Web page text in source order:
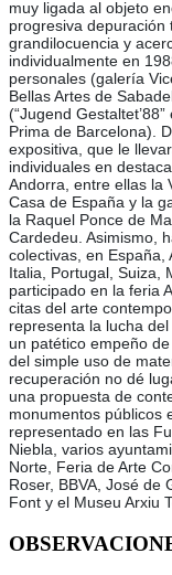
muy ligada al objeto
progresiva
grandilocuencia y
individualmente en
personales (galería
Bellas Artes de
(“Jugend
Prima de Barcelona).
expositiva, que le
individuales en
Andorra, entre ellas la
Casa de España y la
la Raquel Ponce de
Cardedeu. Asimismo,
colectivas, en España,
Italia, Portugal, Suiza,
participado en la feria
citas del arte
representa la lucha
un patético empeño
del simple uso de
recuperación no dé
una propuesta de
monumentos públicos
representado en las
Niebla, varios
Norte, Feria de Arte
Roser, BBVA, José de
Font y el Museu Arxiu